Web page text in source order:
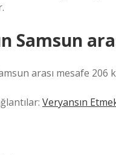
Samsun
arası mesafe 206
Veryansın